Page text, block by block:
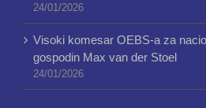
24/01/2026
Visoki komesar OEBS-a za
gospodin Max van der Stoel
24/01/2026